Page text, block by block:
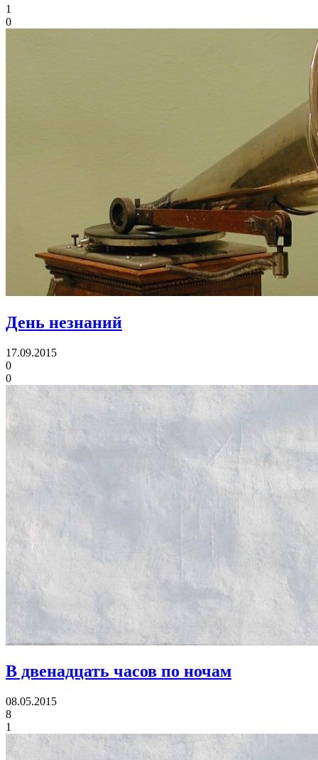
1
0
День незнаний
17.09.2015
0
0
В двенадцать часов по ночам
08.05.2015
8
1